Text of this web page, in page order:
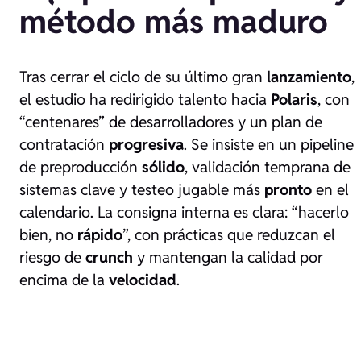
método más maduro
Tras cerrar el ciclo de su último gran lanzamiento,
el estudio ha redirigido talento hacia Polaris, con
“centenares” de desarrolladores y un plan de
contratación progresiva. Se insiste en un pipeline
de preproducción sólido, validación temprana de
sistemas clave y testeo jugable más pronto en el
calendario. La consigna interna es clara: “hacerlo
bien, no rápido”, con prácticas que reduzcan el
riesgo de crunch y mantengan la calidad por
encima de la velocidad.